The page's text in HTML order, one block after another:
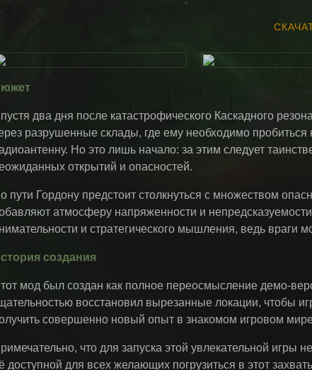
два дня после катастрофического Каскадного
разрушенные склады, где ему необходимо пробиться
Но это лишь начало: за этим следует
открытий и опасностей.
пути Гордону предстоит столкнуться с множеством
атмосферу напряженности и
и стратегического мышления, ведь враги
создания
мод был создан как полное переосмысление демо-
восстановил вырезанные локации, чтобы
совершенно новый опыт в знакомом игровом
что для запуска этой увлекательной игры
доступной для всех желающих погрузиться в этот